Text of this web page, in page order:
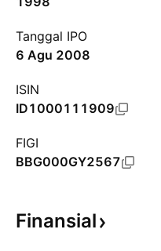
Tanggal IPO
6 Agu 2008
ISIN
ID1000111909
FIGI
BBG000GY2567
Finansial